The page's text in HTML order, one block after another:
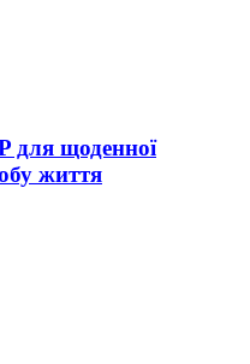
для щоденної
життя